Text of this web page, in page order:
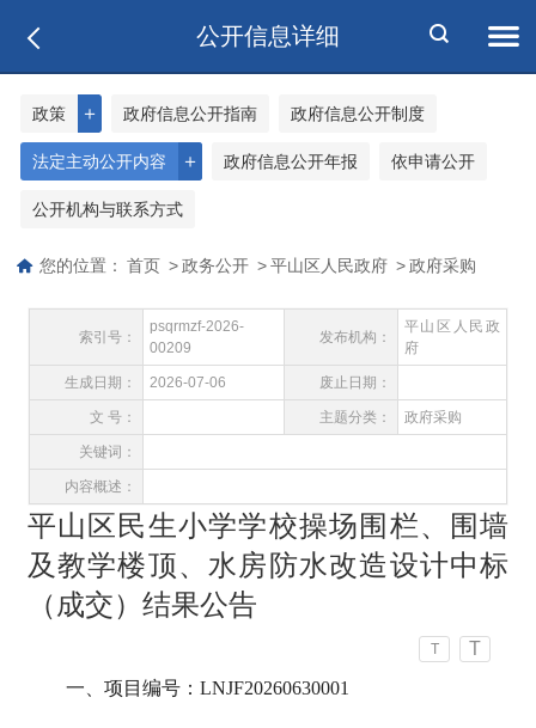
公开信息详细
＋
政策 政府信息公开指南 政府信息公开制度
＋
法定主动公开内容 政府信息公开年报 依申请公开
公开机构与联系方式
您的位置： 首页 > 政务公开 > 平山区人民政府 > 政府采购
索引号：
psqrmzf-2026-
00209
发布机构：
平山区人民政
府
生成日期： 2026-07-06 废止日期：
文 号： 主题分类： 政府采购
关键词：
内容概述：
平山区民生小学学校操场围栏、围墙
及教学楼顶、水房防水改造设计中标
（成交）结果公告
T
T
一、项目编号：LNJF20260630001